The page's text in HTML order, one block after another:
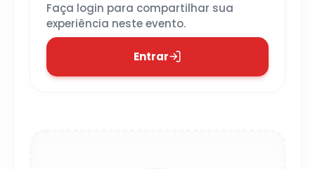
Faça login para compartilhar sua
experiência neste evento.
Entrar